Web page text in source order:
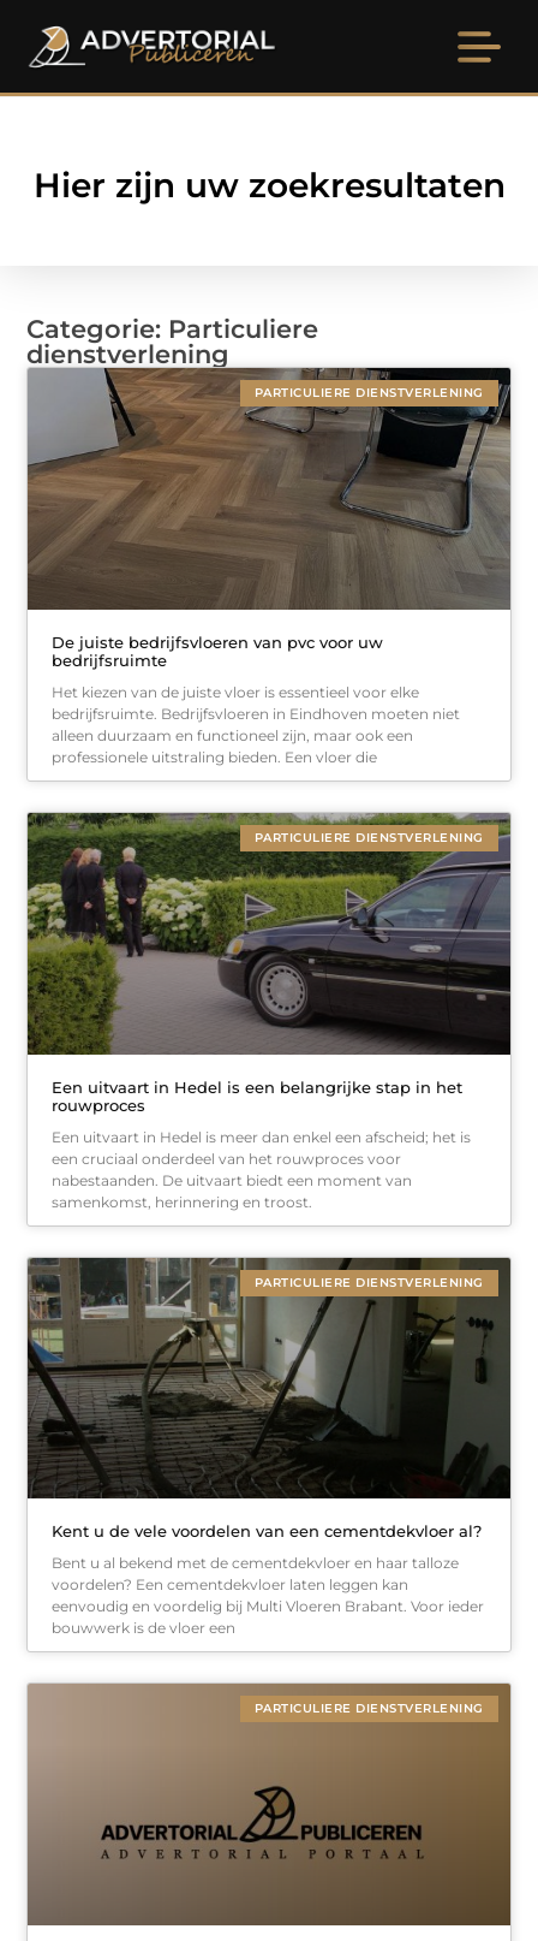
Hier zijn uw zoekresultaten
Categorie: Particuliere
dienstverlening
PARTICULIERE DIENSTVERLENING
De juiste bedrijfsvloeren van pvc voor uw
bedrijfsruimte
Het kiezen van de juiste vloer is essentieel voor elke
bedrijfsruimte. Bedrijfsvloeren in Eindhoven moeten niet
alleen duurzaam en functioneel zijn, maar ook een
professionele uitstraling bieden. Een vloer die
PARTICULIERE DIENSTVERLENING
Een uitvaart in Hedel is een belangrijke stap in het
rouwproces
Een uitvaart in Hedel is meer dan enkel een afscheid; het is
een cruciaal onderdeel van het rouwproces voor
nabestaanden. De uitvaart biedt een moment van
samenkomst, herinnering en troost.
PARTICULIERE DIENSTVERLENING
Kent u de vele voordelen van een cementdekvloer al?
Bent u al bekend met de cementdekvloer en haar talloze
voordelen? Een cementdekvloer laten leggen kan
eenvoudig en voordelig bij Multi Vloeren Brabant. Voor ieder
bouwwerk is de vloer een
PARTICULIERE DIENSTVERLENING